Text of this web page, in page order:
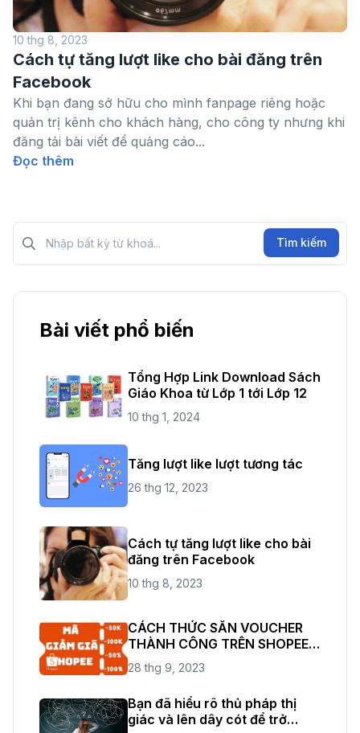
10 thg 8, 2023
Cách tự tăng lượt like cho bài đăng trên
Facebook
Khi bạn đang sở hữu cho mình fanpage riêng hoặc
quản trị kênh cho khách hàng, cho công ty nhưng khi
đăng tải bài viết để quảng cáo...
Đọc thêm
Tìm kiếm?>
Tìm kiếm
Bài viết phổ biến
Tổng Hợp Link Download Sách
Giáo Khoa từ Lớp 1 tới Lớp 12
10 thg 1, 2024
Tăng lượt like lượt tương tác
26 thg 12, 2023
Cách tự tăng lượt like cho bài
đăng trên Facebook
10 thg 8, 2023
CÁCH THỨC SĂN VOUCHER
THÀNH CÔNG TRÊN SHOPEE
THỎA SỨC ĐAM MÊ
SHOPPING
28 thg 9, 2023
Bạn đã hiểu rõ thủ pháp thị
giác và lên dây cót để trở